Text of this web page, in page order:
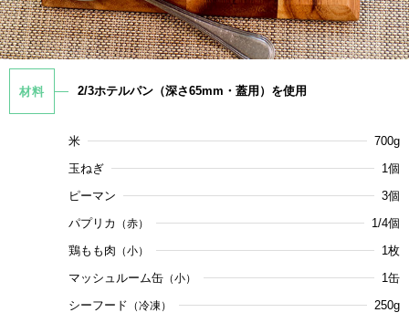
材料 2/3ホテルパン（深さ65mm・蓋用）を使用
米
700g
玉ねぎ
1個
ピーマン
3個
パプリカ
（赤）
1/4個
鶏もも肉 （小）
1枚
マッシュルーム缶 （小）
1缶
シーフード （冷凍）
250g